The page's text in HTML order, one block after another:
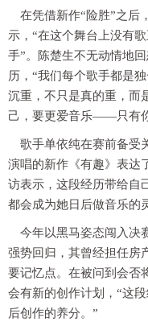
在凭借新作“险胜”之后
示，“在这个舞台上没有
手”。陈楚生不无动情地
历，“我们每个歌手都是
沉重，不只是真的重，而
己，要更爱音乐——只有
歌手单依纯在赛前备受
演唱的新作《有趣》表达
访表示，这段经历带给自
都会成为她日后做音乐的
今年以黑马姿态闯入决
强势回归，其曾经担任房
要记忆点。在被问到会否
会有新的创作计划，“这
后创作的养分。”